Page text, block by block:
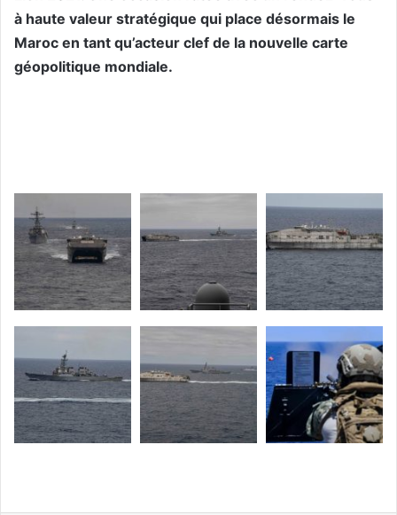
à haute valeur stratégique qui place désormais le
Maroc en tant qu’acteur clef de la nouvelle carte
géopolitique mondiale.